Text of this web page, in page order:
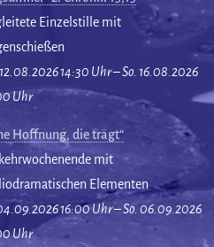
Einzelstille mit
14:30 Uhr – So. 16.08.2026
Uhr
Hoffnung, die trägt“
mit
Elementen
16:00 Uhr – So. 06.09.2026
Uhr